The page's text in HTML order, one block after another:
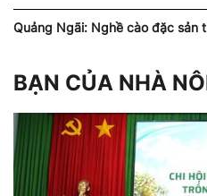
Quảng Ngãi: Nghề cào đặc sản
BẠN CỦA NHÀ